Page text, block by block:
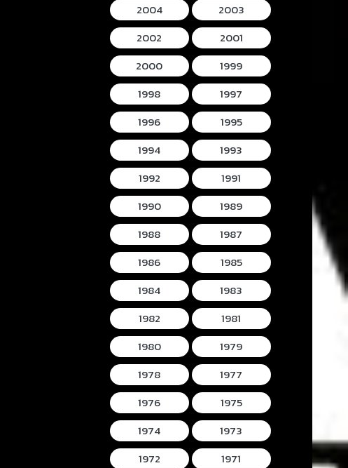
2004
2003
2002
2001
2000
1999
1998
1997
1996
1995
1994
1993
1992
1991
1990
1989
1988
1987
1986
1985
1984
1983
1982
1981
1980
1979
1978
1977
1976
1975
1974
1973
1972
1971